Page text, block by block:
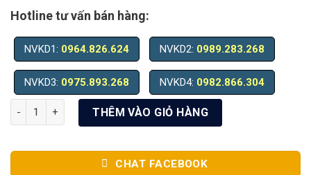
Hotline tư vấn bán hàng:
NVKD1: 0964.826.624 NVKD2: 0989.283.268
NVKD3: 0975.893.268 NVKD4: 0982.866.304
Thanh lý Ghế phòng họp lưới lưng cao TLBGDK71 số lượng
THÊM VÀO GIỎ HÀNG
CHAT FACEBOOK